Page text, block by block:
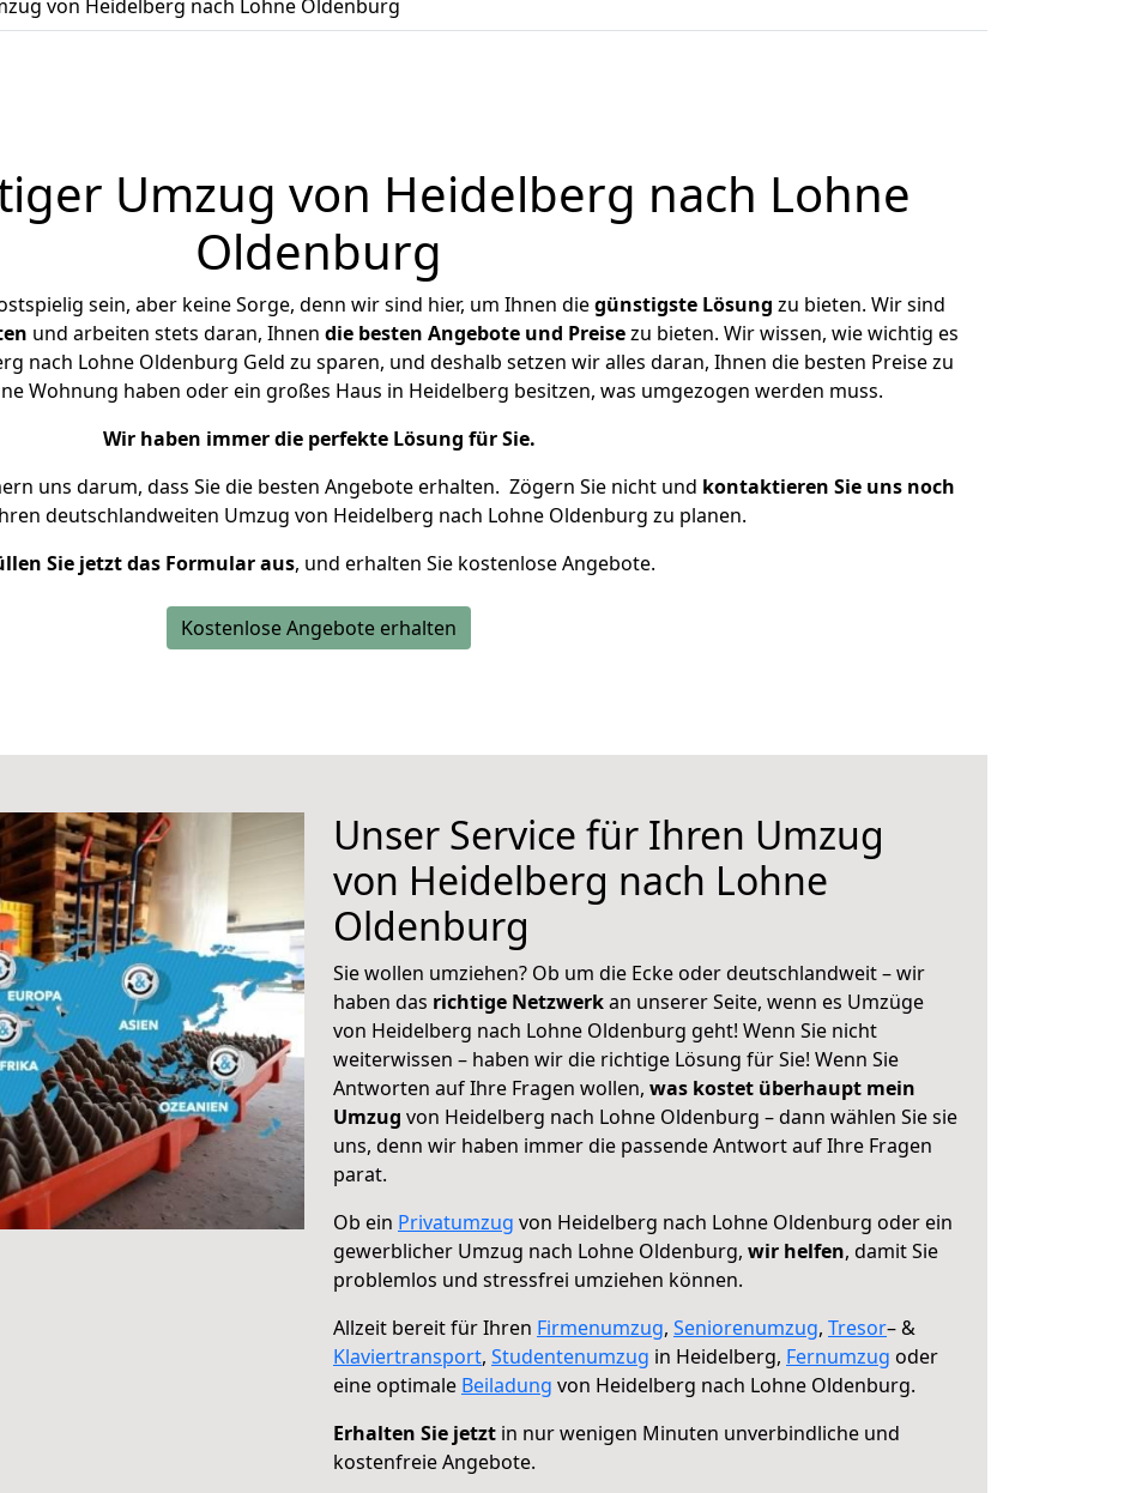
von Heidelberg nach Lohne Oldenburg
Umzug von Heidelberg nach Lohne
Oldenburg
sein, aber keine Sorge, denn wir sind hier, um Ihnen diegünstigste Lösung zu bieten. Wir sind
und arbeiten stets daran, Ihnen die besten Angebote und Preisezu bieten. Wir wissen, wie wichtig es
nach Lohne Oldenburg Geld zu sparen, und deshalb setzen wir alles daran, Ihnen die besten Preise zu
Wohnung haben oder ein großes Haus in Heidelberg besitzen, was umgezogen werden muss.
Wir haben immer die perfekte Lösung für Sie.
uns darum, dass Sie die besten Angebote erhalten. Zögern Sie nicht und kontaktieren Sie uns noch
deutschlandweiten Umzug von Heidelberg nach Lohne Oldenburg zu planen.
Sie jetzt das Formular aus, und erhalten Sie kostenlose Angebote.
Kostenlose Angebote erhalten
Unser Service für Ihren Umzug
von Heidelberg nach Lohne
Oldenburg
Sie wollen umziehen? Ob um die Ecke oder deutschlandweit – wir
haben das richtige Netzwerkan unserer Seite, wenn es Umzüge
von Heidelberg nach Lohne Oldenburg geht! Wenn Sie nicht
weiterwissen – haben wir die richtige Lösung für Sie! Wenn Sie
Antworten auf Ihre Fragen wollen, was kostet überhaupt mein
Umzug von Heidelberg nach Lohne Oldenburg – dann wählen Sie sie
uns, denn wir haben immer die passende Antwort auf Ihre Fragen
parat.
Ob ein Privatumzug von Heidelberg nach Lohne Oldenburg oder ein
gewerblicher Umzug nach Lohne Oldenburg, wir helfen, damit Sie
problemlos und stressfrei umziehen können.
Allzeit bereit für Ihren Firmenumzug, Seniorenumzug, Tresor– &
Klaviertransport, Studentenumzug in Heidelberg, Fernumzug oder
eine optimale Beiladung von Heidelberg nach Lohne Oldenburg.
Erhalten Sie jetzt in nur wenigen Minuten unverbindliche und
kostenfreie Angebote.